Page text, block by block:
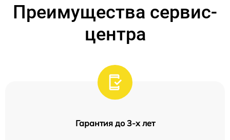
Преимущества сервис-
центра
Гарантия до 3-х лет